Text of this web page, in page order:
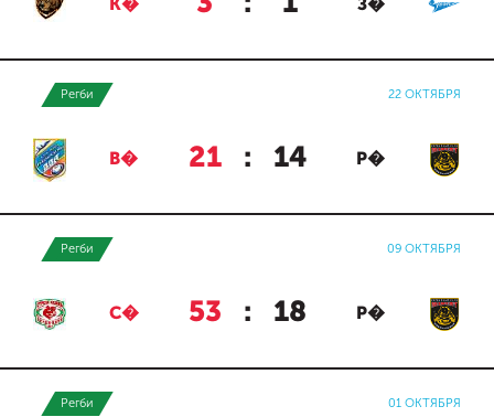
К� З�
Регби 22 ОКТЯБРЯ
В� 21 : 14 Р�
Регби 09 ОКТЯБРЯ
С� 53 : 18 Р�
Регби 01 ОКТЯБРЯ